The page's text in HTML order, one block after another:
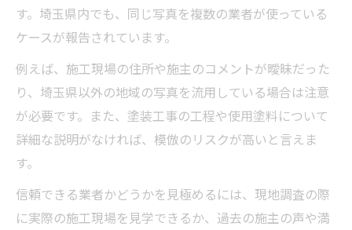
す。埼玉県内でも、同じ写真を複数の業者が使っている
ケースが報告されています。
例えば、施工現場の住所や施主のコメントが曖昧だった
り、埼玉県以外の地域の写真を流用している場合は注意
が必要です。また、塗装工事の工程や使用塗料について
詳細な説明がなければ、模倣のリスクが高いと言えま
す。
信頼できる業者かどうかを見極めるには、現地調査の際
に実際の施工現場を見学できるか、過去の施主の声や満